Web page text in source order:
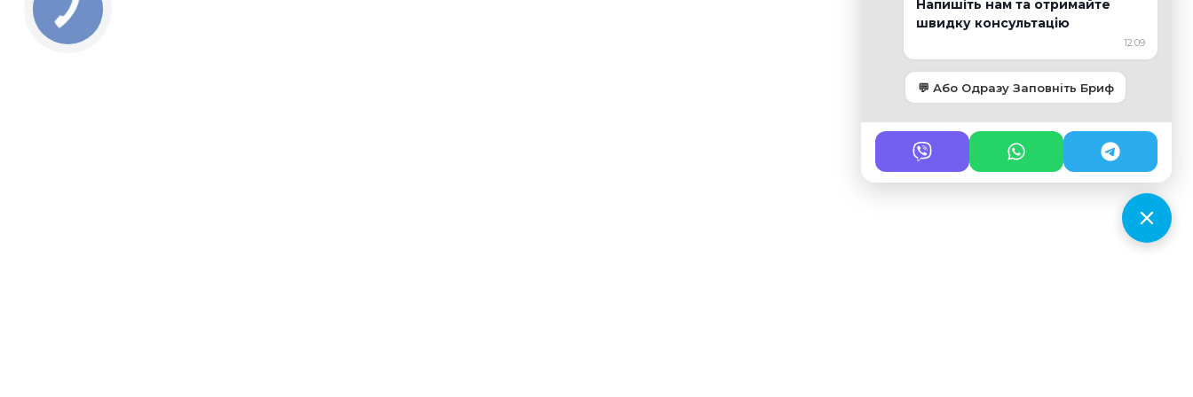
Напишіть нам та отримайте
швидку консультацію
12:09
💬 Або Одразу Заповніть Бриф